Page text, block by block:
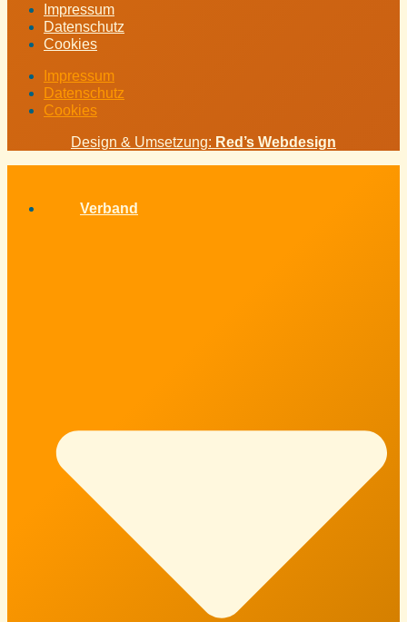
Impressum
Datenschutz
Cookies
Impressum
Datenschutz
Cookies
Design & Umsetzung: Red’s Webdesign
Verband